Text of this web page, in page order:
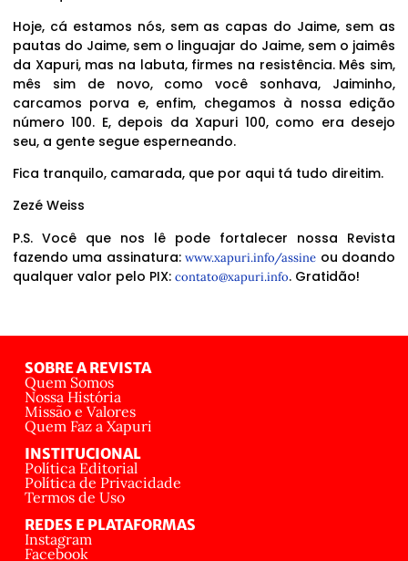
Hoje, cá estamos nós, sem as capas do Jaime, sem as
pautas do Jaime, sem o linguajar do Jaime, sem o jaimês
da Xapuri, mas na labuta, firmes na resistência. Mês sim,
mês sim de novo, como você sonhava, Jaiminho,
carcamos porva e, enfim, chegamos à nossa edição
número 100. E, depois da Xapuri 100, como era desejo
seu, a gente segue esperneando.
Fica tranquilo, camarada, que por aqui tá tudo direitim.
Zezé Weiss
P.S. Você que nos lê pode fortalecer nossa Revista
fazendo uma assinatura:www.xapuri.info/assine ou doando
qualquer valor pelo PIX: contato@xapuri.info. Gratidão!
SOBRE A REVISTA
Quem Somos
Nossa História
Missão e Valores
Quem Faz a Xapuri
INSTITUCIONAL
Política Editorial
Política de Privacidade
Termos de Uso
REDES E PLATAFORMAS
Instagram
Facebook